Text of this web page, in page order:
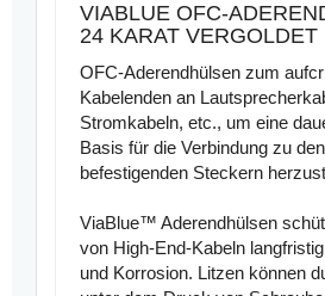
VIABLUE OFC-
24 KARAT VERGOLDET
OFC-Aderendhülsen zum
Kabelenden an
Stromkabeln, etc., um eine
Basis für die Verbindung zu
befestigenden Steckern
ViaBlue™ Aderendhülsen
von High-End-Kabeln
und Korrosion. Litzen können